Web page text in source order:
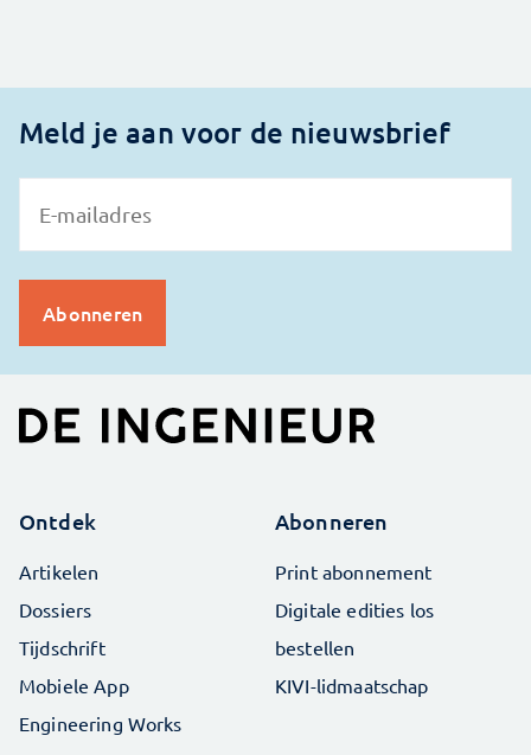
Meld je aan voor de nieuwsbrief
Ontdek
Artikelen
Dossiers
Tijdschrift
Mobiele App
Engineering Works
Abonneren
Print abonnement
Digitale edities los
bestellen
KIVI-lidmaatschap